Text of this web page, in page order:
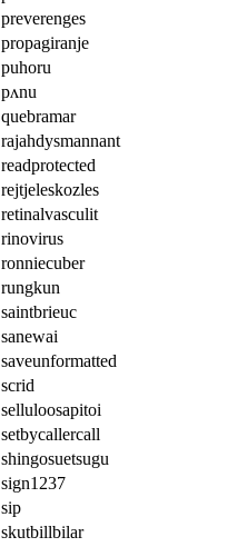
preverenges
propagiranje
puhoru
pʌnu
quebramar
rajahdysmannant
readprotected
rejtjeleskozles
retinalvasculit
rinovirus
ronniecuber
rungkun
saintbrieuc
sanewai
saveunformatted
scrid
selluloosapitoi
setbycallercall
shingosuetsugu
sign1237
sip
skutbillbilar